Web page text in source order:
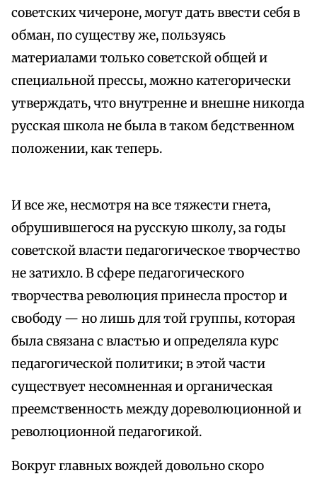
советских чичероне, могут дать ввести себя в
обман, по существу же, пользуясь
материалами только советской общей и
специальной прессы, можно категорически
утверждать, что внутренне и внешне никогда
русская школа не была в таком бедственном
положении, как теперь.
И все же, несмотря на все тяжести гнета,
обрушившегося на русскую школу, за годы
советской власти педагогическое творчество
не затихло. В сфере педагогического
творчества революция принесла простор и
свободу — но лишь для той группы, которая
была связана с властью и определяла курс
педагогической политики; в этой части
существует несомненная и органическая
преемственность между дореволюционной и
революционной педагогикой.
Вокруг главных вождей довольно скоро